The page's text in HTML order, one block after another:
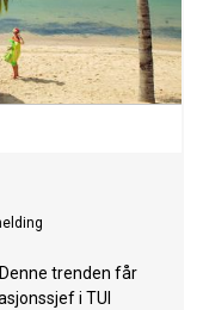
trenden får
i TUI